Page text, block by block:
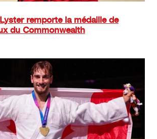
remporte la médaille de
du Commonwealth